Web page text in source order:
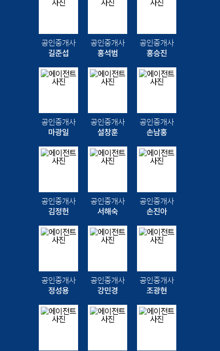
공인중개사
길준섭
공인중개사
홍석범
공인중개사
홍승진
공인중개사
마광일
공인중개사
설창훈
공인중개사
손남홍
공인중개사
김정헌
공인중개사
서해숙
공인중개사
손진아
공인중개사
정성용
공인중개사
강민경
공인중개사
조광현